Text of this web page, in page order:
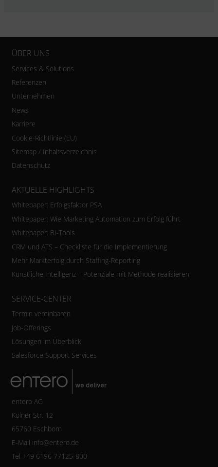
ÜBER UNS
Services & Solutions
Referenzen
Unternehmen
News
Karriere
Cookie-Richtlinie (EU)
Sitemap / Inhaltsverzeichnis
Datenschutz
AKTUELLE HIGHLIGHTS
Whitepaper: Erfolgsfaktor PSA
Whitepaper: Wie Marketing Automation zum Erfolg führt
Whitepaper: BI-Tools
CRM und ATS – Checkliste für die Implementierung
Mehr Markterfolg durch Staffing-Reporting
Künstliche Intelligenz – Potenziale mit Methode realisieren
SERVICE-CENTER
Termin vereinbaren
Job-Offerings
Lösungen im Überblick
Salesforce Support Services
entero AG
Kölner Str. 12
65760 Eschborn
E-Mail info@entero.de
Tel +49 6196 77125-800